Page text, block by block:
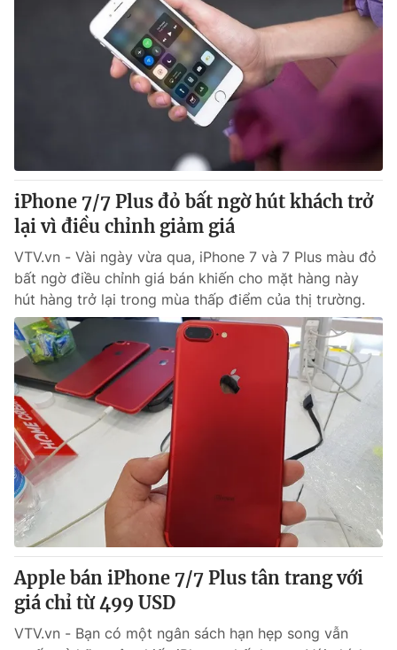
iPhone 7/7 Plus đỏ bất ngờ hút khách trở
lại vì điều chỉnh giảm giá
VTV.vn - Vài ngày vừa qua, iPhone 7 và 7 Plus màu đỏ
bất ngờ điều chỉnh giá bán khiến cho mặt hàng này
hút hàng trở lại trong mùa thấp điểm của thị trường.
Apple bán iPhone 7/7 Plus tân trang với
giá chỉ từ 499 USD
VTV.vn - Bạn có một ngân sách hạn hẹp song vẫn